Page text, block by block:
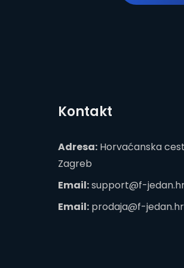
Kontakt
Adresa:Horvaćanska
Zagreb
Email:support@f-
Email:prodaja@f-jedan.hr